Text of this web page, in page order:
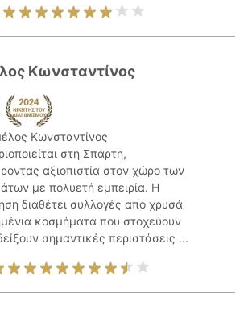
Κωνσταντίνος
Κωνσταντίνος
στη Σπάρτη,
αξιοπιστία στον χώρο των
με πολυετή εμπειρία. Η
διαθέτει συλλογές από χρυσά
κοσμήματα που στοχεύουν
σημαντικές περιστάσεις ...